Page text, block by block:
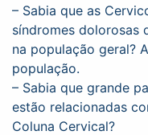
– Sabia que as
síndromes dolorosas
na população geral?
população.
– Sabia que grande
estão relacionadas
Coluna Cervical?